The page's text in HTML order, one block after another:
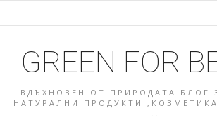
GREEN FOR
ВДЪХНОВЕН ОТ ПРИРОДАТА БЛОГ
НАТУРАЛНИ ПРОДУКТИ
...